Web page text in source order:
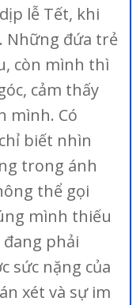
lễ Tết, khi
Những đứa trẻ
còn mình thì
cảm thấy
mình. Có
biết nhìn
trong ánh
thể gọi
mình thiếu
phải
sức nặng của
xét và sự im